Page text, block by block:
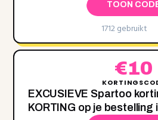
TOON
1712 gebruikt
€10
EXCUSIEVE Spartoo
KORTING op je bestelling